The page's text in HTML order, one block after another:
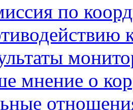
по
мнение о